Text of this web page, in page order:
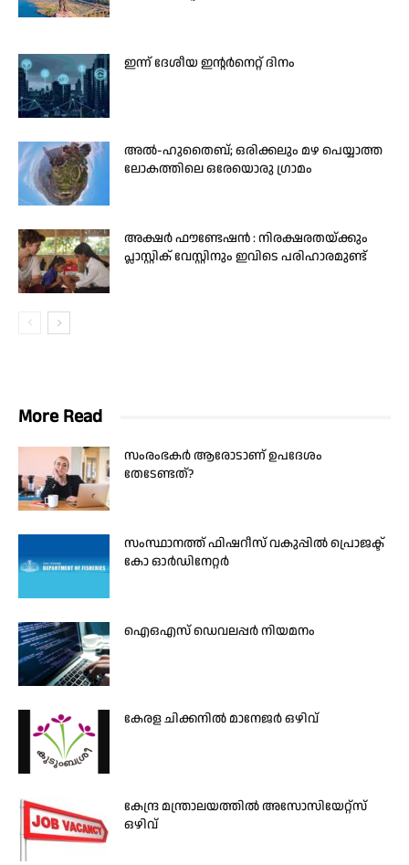
ഇന്ന് ദേശീയ ഇന്റർനെറ്റ് ദിനം
അൽ-ഹുതൈബ്; ഒരിക്കലും മഴ പെയ്യാത്ത
ലോകത്തിലെ ഒരേയൊരു ഗ്രാമം
അക്ഷർ ഫൗണ്ടേഷൻ : നിരക്ഷരതയ്ക്കും
പ്ലാസ്റ്റിക് വേസ്റ്റിനും ഇവിടെ പരിഹാരമുണ്ട്
More Read
സംരംഭകർ ആരോടാണ് ഉപദേശം
തേടേണ്ടത്?
സംസ്ഥാനത്ത് ഫിഷറീസ് വകുപ്പിൽ പ്രൊജക്ട്
കോ ഓർഡിനേറ്റർ
ഐഒഎസ് ഡെവലപ്പര്‍ നിയമനം
കേരള ചിക്കനിൽ മാനേജർ ഒഴിവ്
കേന്ദ്ര മന്ത്രാലയത്തിൽ അസോസിയേറ്റ്സ്
ഒഴിവ്